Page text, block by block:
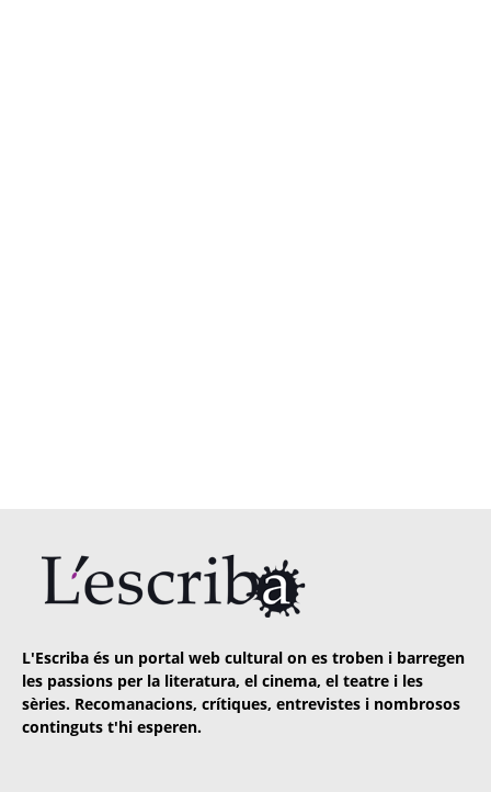
L'Escriba és un portal web cultural on es troben i barregen
les passions per la literatura, el cinema, el teatre i les
sèries. Recomanacions, crítiques, entrevistes i nombrosos
continguts t'hi esperen.